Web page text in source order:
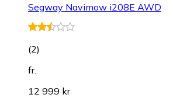
Segway Navimow i208E AWD
(2)
fr.
12 999 kr